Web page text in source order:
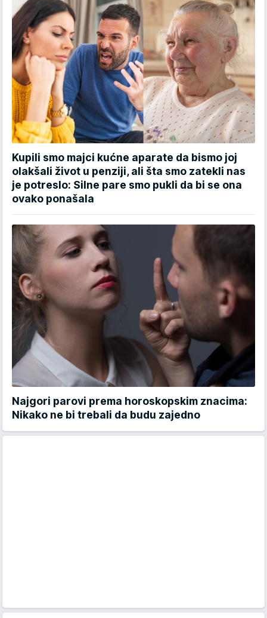
Kupili smo majci kućne aparate da bismo joj
olakšali život u penziji, ali šta smo zatekli nas
je potreslo: Silne pare smo pukli da bi se ona
ovako ponašala
Najgori parovi prema horoskopskim znacima:
Nikako ne bi trebali da budu zajedno